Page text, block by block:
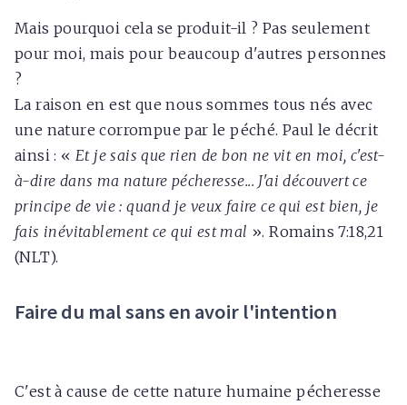
Mais pourquoi cela se produit-il ? Pas seulement
pour moi, mais pour beaucoup d'autres personnes
?
La raison en est que nous sommes tous nés avec
une nature corrompue par le péché. Paul le décrit
ainsi : «Et je sais que rien de bon ne vit en moi, c'est-
à-dire dans ma nature pécheresse... J'ai découvert ce
principe de vie : quand je veux faire ce qui est bien, je
fais inévitablement ce qui est mal ». Romains 7:18,21
(NLT).
Faire du mal sans en avoir l'intention
C'est à cause de cette nature humaine pécheresse